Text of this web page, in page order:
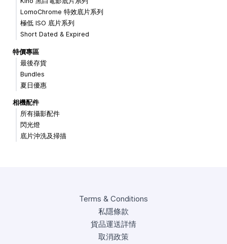
LomoChrome 特效底片系列
極低 ISO 底片系列
Short Dated & Expired
特價專區
最後存貨
Bundles
夏日優惠
相機配件
所有攝影配件
閃光燈
底片沖洗及掃描
Terms & Conditions
私隱條款
貨品運送詳情
取消政策